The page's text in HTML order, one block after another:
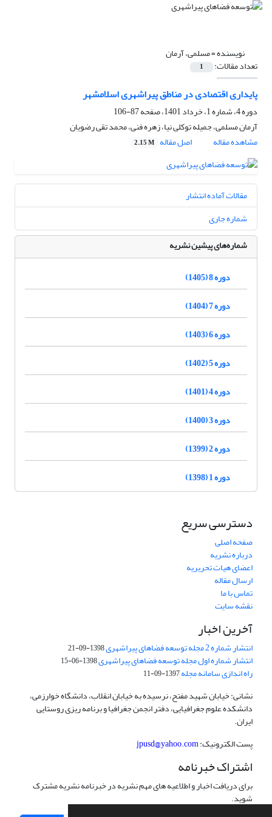
نویسنده =مسلمی، آرمان
تعداد مقالات: 1
پایداری اقتصادی در مناطق پیراشهری اسلامشهر
دوره 4، شماره 1، خرداد 1401، صفحه
87-106
آرمان مسلمی، جمیله توکلی نیا، زهره فنی، محمد تقی رضویان
مشاهده مقاله
اصل مقاله 2.15 M
مقالات آماده انتشار
شماره جاری
شماره‌های پیشین نشریه
دوره 8 (1405)
دوره 7 (1404)
دوره 6 (1403)
دوره 5 (1402)
دوره 4 (1401)
دوره 3 (1400)
دوره 2 (1399)
دوره 1 (1398)
دسترسی سریع
صفحه اصلی
درباره نشریه
اعضای هیات تحریریه
ارسال مقاله
تماس با ما
نقشه سایت
آخرین اخبار
انتشار شماره 2 مجله توسعه فضاهای پیراشهری 1398-09-21
انتشار شماره اول مجله توسعه فضاهای پیراشهری1398-06-15
راه اندازی سامانه مجله1397-09-11
نشانی: خیابان شهید مفتح، نرسیده به خیابان انقلاب، دانشگاه خوارزمی،
دانشکده علوم جغرافیایی، دفتر انجمن جغرافیا و برنامه ریزی روستایی
ایران.
پست الکترونیک:jpusd@yahoo.com
اشتراک خبرنامه
برای دریافت اخبار و اطلاعیه های مهم نشریه در خبرنامه نشریه مشترک
شوید.